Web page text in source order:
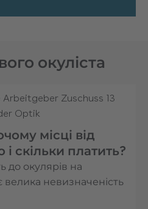
окуліста
місці від
скільки платить?
до окулярів на
велика невизначеність